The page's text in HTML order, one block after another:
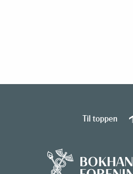
Til toppen